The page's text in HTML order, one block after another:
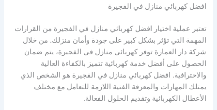
افضل كهربائي منازل في الفجيرة
تعتبر عملية اختيار افضل كهربائي منازل في الفجيرة من القرارات
المهمة التي تؤثر بشكل كبير على جودة وأمان منزلك. من خلال
شركة دار العمارة توفر كهربائي منازل في الفجيرة، يتم ضمان
الحصول على أفضل خدمة كهربائية تتميز بالكفاءة العالية
والاحترافية. افضل كهربائي منازل في الفجيرة هو الشخص الذي
يمتلك المهارات والمعرفة الفنية اللازمة للتعامل مع مختلف
الأعطال الكهربائية وتقديم الحلول الفعالة.